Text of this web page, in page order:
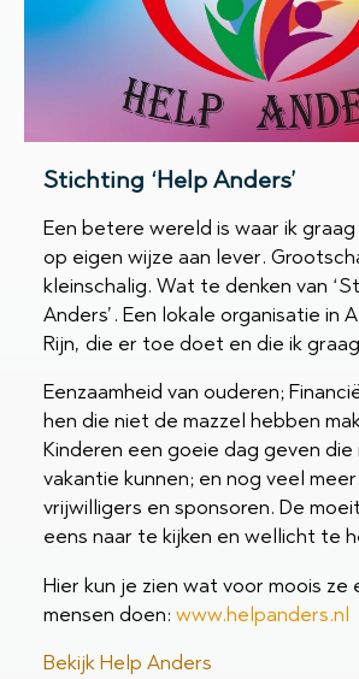
Stichting ‘Help Anders’
Een betere wereld is waar ik
op eigen wijze aan lever.
kleinschalig. Wat te denken van
Anders’. Een lokale organisatie in
Rijn, die er toe doet en die ik
Eenzaamheid van ouderen;
hen die niet de mazzel hebben
Kinderen een goeie dag geven
vakantie kunnen; en nog veel
vrijwilligers en sponsoren. De
eens naar te kijken en wellicht te
Hier kun je zien wat voor moois ze
mensen doen: www.helpanders.nl
Bekijk Help Anders